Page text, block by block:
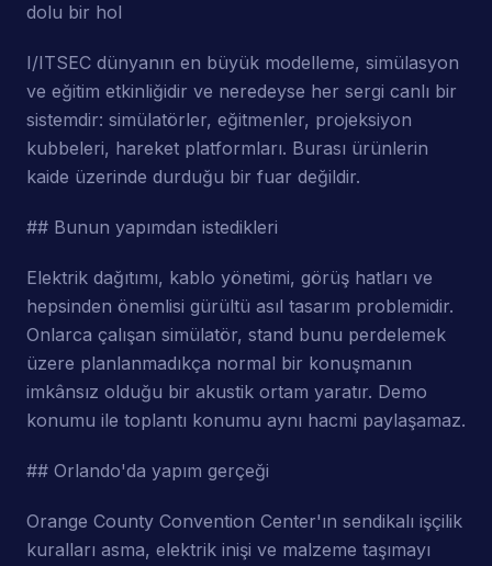
dolu bir hol
I/ITSEC dünyanın en büyük modelleme, simülasyon
ve eğitim etkinliğidir ve neredeyse her sergi canlı bir
sistemdir: simülatörler, eğitmenler, projeksiyon
kubbeleri, hareket platformları. Burası ürünlerin
kaide üzerinde durduğu bir fuar değildir.
## Bunun yapımdan istedikleri
Elektrik dağıtımı, kablo yönetimi, görüş hatları ve
hepsinden önemlisi gürültü asıl tasarım problemidir.
Onlarca çalışan simülatör, stand bunu perdelemek
üzere planlanmadıkça normal bir konuşmanın
imkânsız olduğu bir akustik ortam yaratır. Demo
konumu ile toplantı konumu aynı hacmi paylaşamaz.
## Orlando'da yapım gerçeği
Orange County Convention Center'ın sendikalı işçilik
kuralları asma, elektrik inişi ve malzeme taşımayı